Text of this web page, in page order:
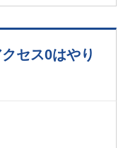
セス0はやり